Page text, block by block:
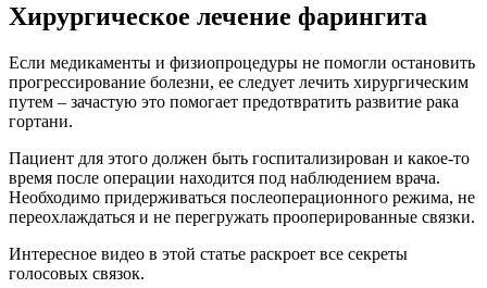
Хирургическое лечение фарингита
Если медикаменты и физиопроцедуры не помогли остановить
прогрессирование болезни, ее следует лечить хирургическим
путем – зачастую это помогает предотвратить развитие рака
гортани.
Пациент для этого должен быть госпитализирован и какое-то
время после операции находится под наблюдением врача.
Необходимо придерживаться послеоперационного режима, не
переохлаждаться и не перегружать прооперированные связки.
Интересное видео в этой статье раскроет все секреты
голосовых связок.